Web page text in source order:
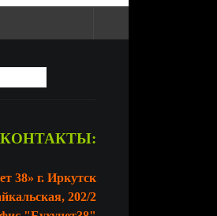
38» г. Иркутск
202/2